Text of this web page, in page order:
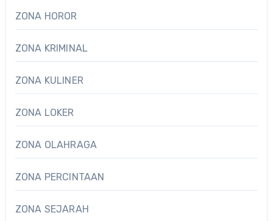
ZONA HOROR
ZONA KRIMINAL
ZONA KULINER
ZONA LOKER
ZONA OLAHRAGA
ZONA PERCINTAAN
ZONA SEJARAH